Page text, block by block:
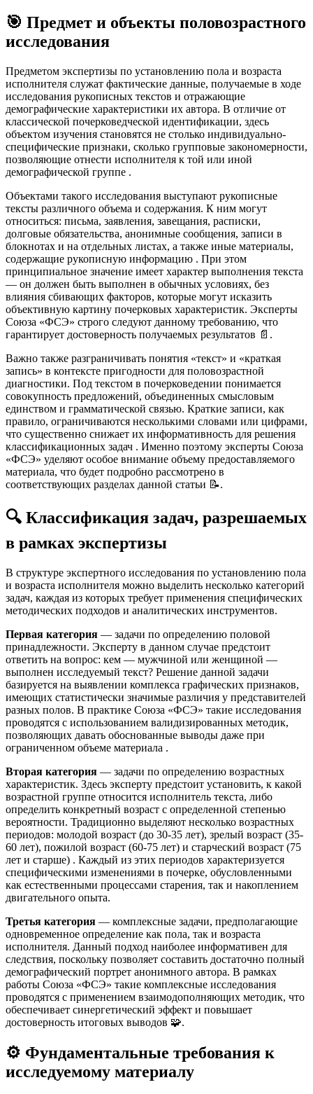
🎯 Предмет и объекты половозрастного
исследования
Предметом экспертизы по установлению пола и возраста
исполнителя служат фактические данные, получаемые в ходе
исследования рукописных текстов и отражающие
демографические характеристики их автора. В отличие от
классической почерковедческой идентификации, здесь
объектом изучения становятся не столько индивидуально-
специфические признаки, сколько групповые закономерности,
позволяющие отнести исполнителя к той или иной
демографической группе .
Объектами такого исследования выступают рукописные
тексты различного объема и содержания. К ним могут
относиться: письма, заявления, завещания, расписки,
долговые обязательства, анонимные сообщения, записи в
блокнотах и на отдельных листах, а также иные материалы,
содержащие рукописную информацию . При этом
принципиальное значение имеет характер выполнения текста
— он должен быть выполнен в обычных условиях, без
влияния сбивающих факторов, которые могут исказить
объективную картину почерковых характеристик. Эксперты
Союза «ФСЭ» строго следуют данному требованию, что
гарантирует достоверность получаемых результатов 📄.
Важно также разграничивать понятия «текст» и «краткая
запись» в контексте пригодности для половозрастной
диагностики. Под текстом в почерковедении понимается
совокупность предложений, объединенных смысловым
единством и грамматической связью. Краткие записи, как
правило, ограничиваются несколькими словами или цифрами,
что существенно снижает их информативность для решения
классификационных задач . Именно поэтому эксперты Союза
«ФСЭ» уделяют особое внимание объему предоставляемого
материала, что будет подробно рассмотрено в
соответствующих разделах данной статьи 📝.
🔍 Классификация задач, разрешаемых
в рамках экспертизы
В структуре экспертного исследования по установлению пола
и возраста исполнителя можно выделить несколько категорий
задач, каждая из которых требует применения специфических
методических подходов и аналитических инструментов.
Первая категория — задачи по определению половой
принадлежности. Эксперту в данном случае предстоит
ответить на вопрос: кем — мужчиной или женщиной —
выполнен исследуемый текст? Решение данной задачи
базируется на выявлении комплекса графических признаков,
имеющих статистически значимые различия у представителей
разных полов. В практике Союза «ФСЭ» такие исследования
проводятся с использованием валидизированных методик,
позволяющих давать обоснованные выводы даже при
ограниченном объеме материала .
Вторая категория — задачи по определению возрастных
характеристик. Здесь эксперту предстоит установить, к какой
возрастной группе относится исполнитель текста, либо
определить конкретный возраст с определенной степенью
вероятности. Традиционно выделяют несколько возрастных
периодов: молодой возраст (до 30-35 лет), зрелый возраст (35-
60 лет), пожилой возраст (60-75 лет) и старческий возраст (75
лет и старше) . Каждый из этих периодов характеризуется
специфическими изменениями в почерке, обусловленными
как естественными процессами старения, так и накоплением
двигательного опыта.
Третья категория — комплексные задачи, предполагающие
одновременное определение как пола, так и возраста
исполнителя. Данный подход наиболее информативен для
следствия, поскольку позволяет составить достаточно полный
демографический портрет анонимного автора. В рамках
работы Союза «ФСЭ» такие комплексные исследования
проводятся с применением взаимодополняющих методик, что
обеспечивает синергетический эффект и повышает
достоверность итоговых выводов 🧩.
⚙️ Фундаментальные требования к
исследуемому материалу